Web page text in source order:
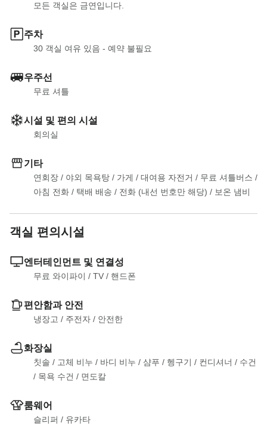
모든 객실은 금연입니다.
주차
30 객실 여유 있음 - 예약 불필요
우주선
무료 셔틀
시설 및 편의 시설
회의실
기타
연회장 / 야외 목욕탕 / 가게 / 대여용 자전거 / 무료 셔틀버스
아침 전화 / 택배 배송 / 전화 (내선 번호만 해당) / 보온 냄비
객실 편의시설
엔터테인먼트 및 연결성
무료 와이파이 / TV / 핸드폰
편안함과 안전
냉장고 / 주전자 / 안전한
화장실
칫솔 / 고체 비누 / 바디 비누 / 샴푸 / 헹구기 / 컨디셔너 / 수건
/ 목욕 수건 / 면도칼
룸웨어
슬리퍼 / 유카타